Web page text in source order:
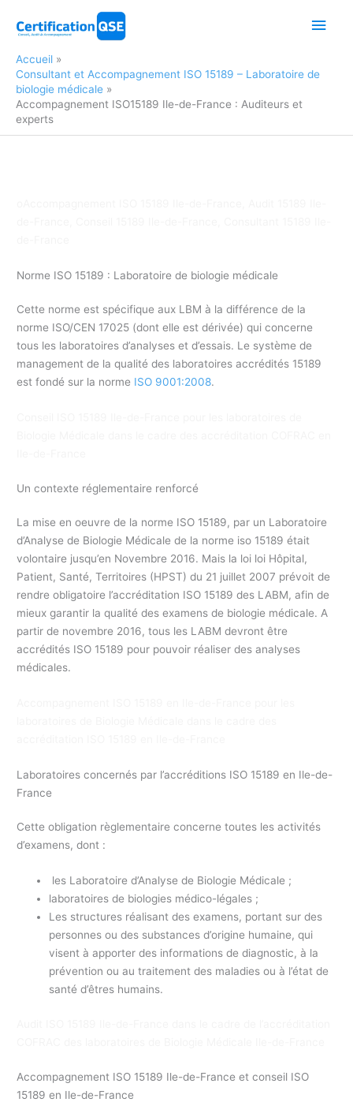
Accueil
Consultant et Accompagnement ISO 15189 – Laboratoire de
biologie médicale
Accompagnement ISO15189 Ile-de-France : Auditeurs et
experts
Norme ISO 15189 : Laboratoire de biologie médicale
Cette norme est spécifique aux LBM à la différence de la
norme ISO/CEN 17025 (dont elle est dérivée) qui concerne
tous les laboratoires d’analyses et d’essais. Le système de
management de la qualité des laboratoires accrédités 15189
est fondé sur la norme ISO 9001:2008.
Un contexte réglementaire renforcé
La mise en oeuvre de la norme ISO 15189, par un Laboratoire
d’Analyse de Biologie Médicale de la norme iso 15189 était
volontaire jusqu’en Novembre 2016. Mais la loi loi Hôpital,
Patient, Santé, Territoires (HPST) du 21 juillet 2007 prévoit de
rendre obligatoire l’accréditation ISO 15189 des LABM, afin de
mieux garantir la qualité des examens de biologie médicale. A
partir de novembre 2016, tous les LABM devront être
accrédités ISO 15189 pour pouvoir réaliser des analyses
médicales.
Laboratoires concernés par l’accréditions ISO 15189 en Ile-de-
France
Cette obligation règlementaire concerne toutes les activités
d’examens, dont :
les Laboratoire d’Analyse de Biologie Médicale ;
laboratoires de biologies médico-légales ;
Les structures réalisant des examens, portant sur des
personnes ou des substances d’origine humaine, qui
visent à apporter des informations de diagnostic, à la
prévention ou au traitement des maladies ou à l’état de
santé d’êtres humains.
Accompagnement ISO 15189 Ile-de-France et conseil ISO
15189 en Ile-de-France